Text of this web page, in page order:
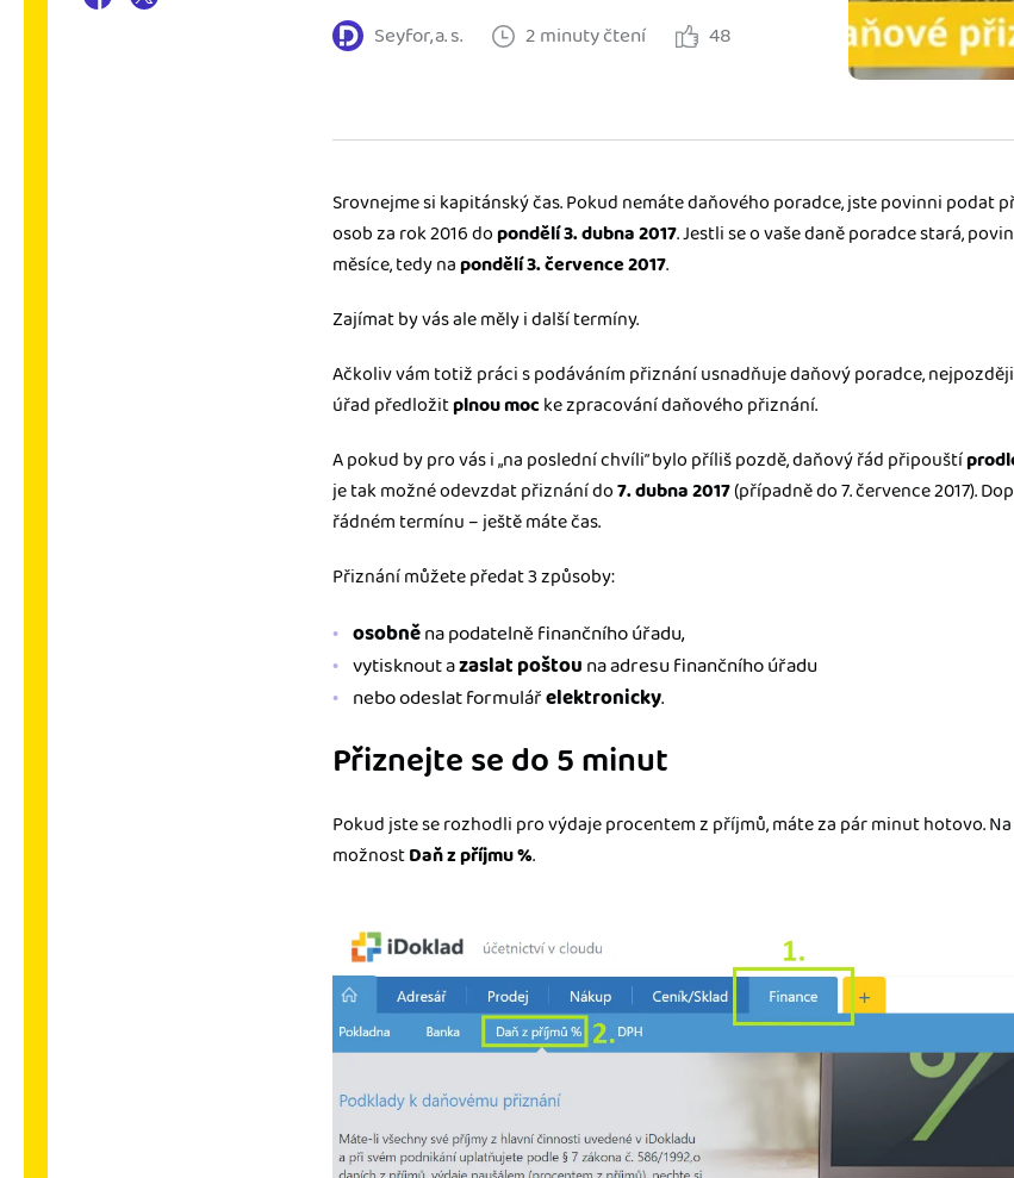
Výkazy pro úřady
propojení s e-shopem, bankou, CRM...
Seyfor, a. s. 2 minuty čtení 48
Srovnejme si kapitánský čas. Pokud nemáte daňového poradce, jste povinni podat
osob za rok 2016 dopondělí 3. dubna 2017. Jestli se o vaše daně poradce stará,
měsíce, tedy napondělí 3. července 2017.
Zajímat by vás ale měly i další termíny.
Ačkoliv vám totiž práci s podáváním přiznání usnadňuje daňový poradce,
úřad předložitplnou mocke zpracování daňového přiznání.
A pokud by pro vás i „na poslední chvíli” bylo příliš pozdě, daňový řád připouští
je tak možné odevzdat přiznání do7. dubna 2017(případně do 7. července 2017).
řádném termínu – ještě máte čas.
Přiznání můžete předat 3 způsoby:
osobněna podatelně finančního úřadu,
vytisknout azaslat poštouna adresu finančního úřadu
nebo odeslat formulářelektronicky.
Přiznejte se do 5 minut
Pokud jste se rozhodli pro výdaje procentem z příjmů, máte za pár minut hotovo.
možnostDaň z příjmu %.